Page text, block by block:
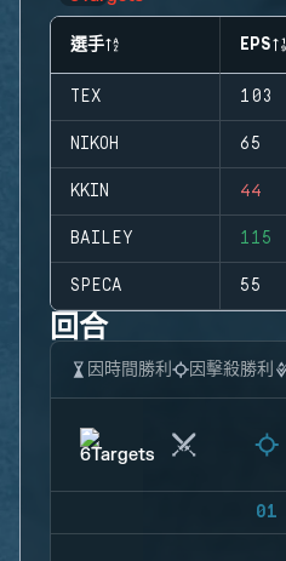
選手 EPS
TEX 103
NIKOH 65
KKIN 44
BAILEY 115
SPECA 55
回合
因時間勝利 因擊殺勝利
01